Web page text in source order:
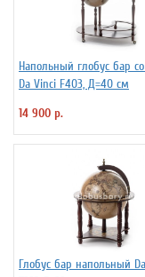
Напольный глобус бар
Da Vinci F403, Д=40 см
14 900 р.
Глобус бар напольный